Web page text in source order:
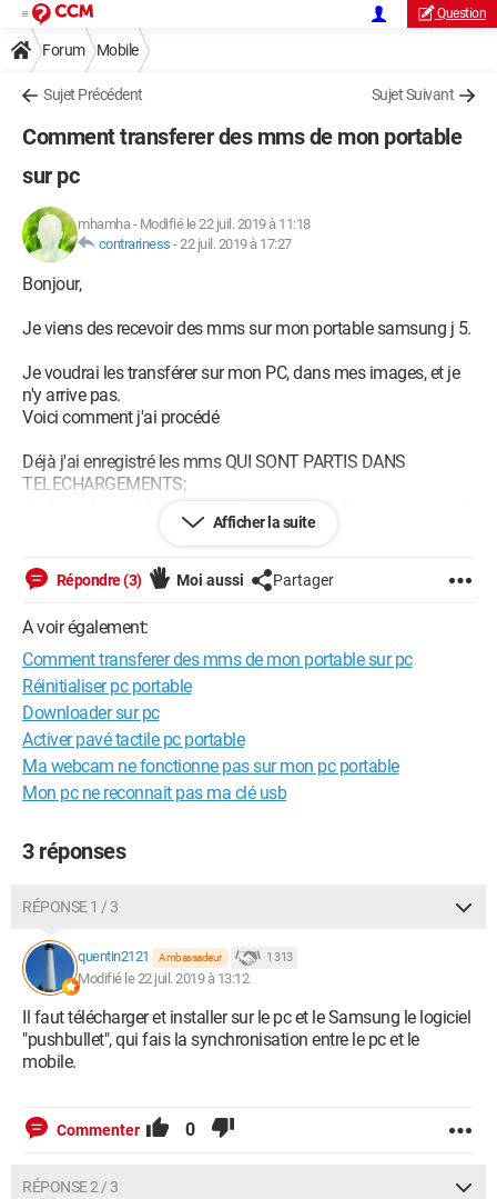
Question
Forum Mobile
Sujet Précédent Sujet Suivant
Comment transferer des mms de mon portable
sur pc
mhamha- Modifié le 22 juil. 2019 à 11:18
contrariness -22 juil. 2019 à 17:27
Bonjour,
Je viens des recevoir des mms sur mon portable samsung j 5.
Je voudrai les transférer sur mon PC, dans mes images, et je
n'y arrive pas.
Voici comment j'ai procédé
Déjà j'ai enregistré les mms QUI SONT PARTIS DANS
TELECHARGEMENTS;
Après j'ai branché mon portable à mon ordi.Ca n'a rien donné
en tous cas je ne sais pas ou regarder.
Je le remercie d'avance
Afficher la suite
Répondre (3) Moi aussi Partager
A voir également:
Comment transferer des mms de mon portable sur pc
Réinitialiser pc portable
Downloader sur pc
Activer pavé tactile pc portable
Ma webcam ne fonctionne pas sur mon pc portable
Mon pc ne reconnait pas ma clé usb
3 réponses
RÉPONSE 1 / 3
quentin2121 Ambassadeur 1 313
Modifié le 22 juil. 2019 à 13:12
Il faut télécharger et installer sur le pc et le Samsung le logiciel
"pushbullet", qui fais la synchronisation entre le pc et le
mobile.
Commenter 0
RÉPONSE 2 / 3